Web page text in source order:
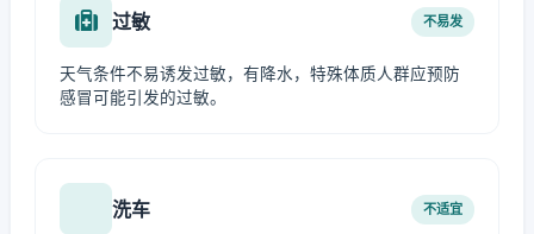
过敏 不易发
天气条件不易诱发过敏，有降水，特殊体质人群应预防
感冒可能引发的过敏。
洗车 不适宜